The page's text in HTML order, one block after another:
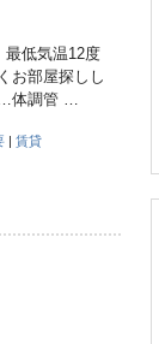
低気温12度
お部屋探しし
…体調管 …
|賃貸